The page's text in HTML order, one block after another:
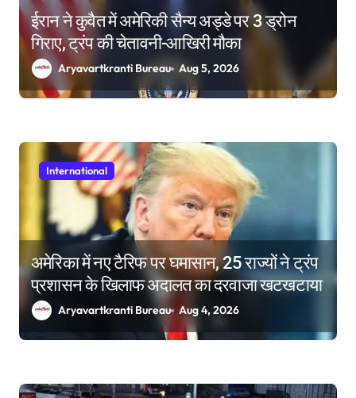
ईरान ने कुवैत में अमेरिकी सैन्य अड्डे पर 3 ड्रोन
गिराए, ट्रंप की चेतावनी-आखिरी मौका
Aryavartkranti Bureau Aug 5, 2026
International
अमेरिका में नए टैरिफ पर घमासान, 25 राज्यों ने ट्रंप
प्रशासन के खिलाफ अदालत का दरवाजा खटखटाया
Aryavartkranti Bureau Aug 4, 2026